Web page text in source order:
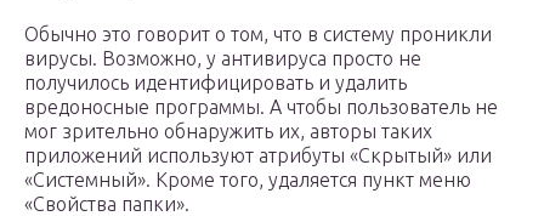
Обычно это говорит о том, что в систему проникли
вирусы. Возможно, у антивируса просто не
получилось идентифицировать и удалить
вредоносные программы. А чтобы пользователь не
мог зрительно обнаружить их, авторы таких
приложений используют атрибуты «Скрытый» или
«Системный». Кроме того, удаляется пункт меню
«Свойства папки».